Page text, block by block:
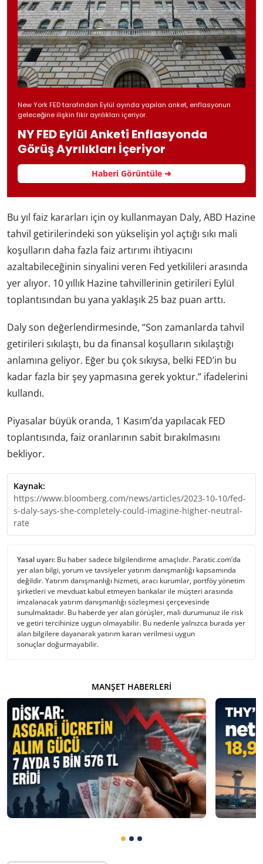
New York FED tarafından Eylül ayında yapılan anket, enflasyonun
geleceğine ilişkin fikir ayrılıkları içeriyor.
NY FED Eylül Anketi Enflasyonda
Görüş Ayrılıkları İçeriyor
Haberi Görüntüle ➜
Bu yıl faiz kararları için oy kullanmayan Daly, ABD Hazine
tahvil getirilerindeki son yükselişin yol açtığı sıkı mali
koşulların daha fazla faiz artırımı ihtiyacını
azaltabileceğinin sinyalini veren Fed yetkilileri arasında
yer alıyor. 10 yıllık Hazine tahvillerinin getirileri Eylül
toplantısından bu yana yaklaşık 25 baz puan arttı.
Daly son değerlendirmesinde, “Son zamanlarda tahvil
getirileri sıkılaştı, bu da finansal koşulların sıkılaştığı
anlamına geliyor. Eğer bu çok sıkıysa, belki FED’in bu
kadar fazla bir şey yapmasına gerek yoktur.” ifadelerini
kullandı.
Piyasalar büyük oranda, 1 Kasım’da yapılacak FED
toplantısında, faiz oranlarının sabit bırakılmasını
bekliyor.
Kaynak:
https://www.bloomberg.com/news/articles/2023-10-10/fed-
s-daly-says-she-completely-could-imagine-higher-neutral-
rate
Yasal uyarı: Bu haber sadece bilgilendirme amaçlıdır. Paratic.com’da
yer alan bilgi, yorum ve tavsiyeler yatırım danışmanlığı kapsamında
değildir. Yatırım danışmanlığı hizmeti, aracı kurumlar, portföy yönetim
şirketleri ve mevduat kabul etmeyen bankalar ile müşteri arasında
imzalanacak yatırım danışmanlığı sözleşmesi çerçevesinde
sunulmaktadır. Bu haberde yer alan görüşler, mali durumunuz ile risk
ve getiri tercihinize uygun olmayabilir. Bu nedenle yalnızca burada yer
alan bilgilere dayanarak yatırım kararı verilmesi uygun
sonuçlar doğurmayabilir.
MANŞET HABERLERI